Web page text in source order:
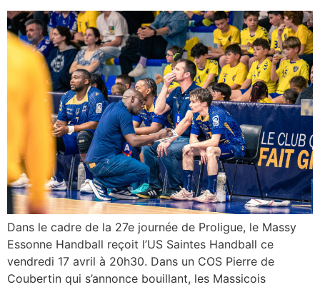
Dans le cadre de la 27e journée de Proligue, le Massy
Essonne Handball reçoit l’US Saintes Handball ce
vendredi 17 avril à 20h30. Dans un COS Pierre de
Coubertin qui s’annonce bouillant, les Massicois